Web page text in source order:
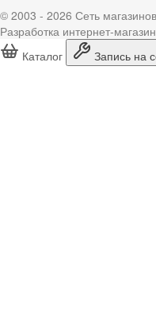
© 2003 - 2026 Сеть
Разработка интернет-
Каталог
Запись на